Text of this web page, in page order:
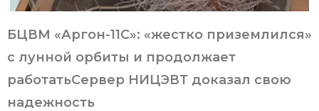
БЦВМ «Аргон-11С»: «жестко приземлился»
с лунной орбиты и продолжает
работатьСервер НИЦЭВТ доказал свою
надежность